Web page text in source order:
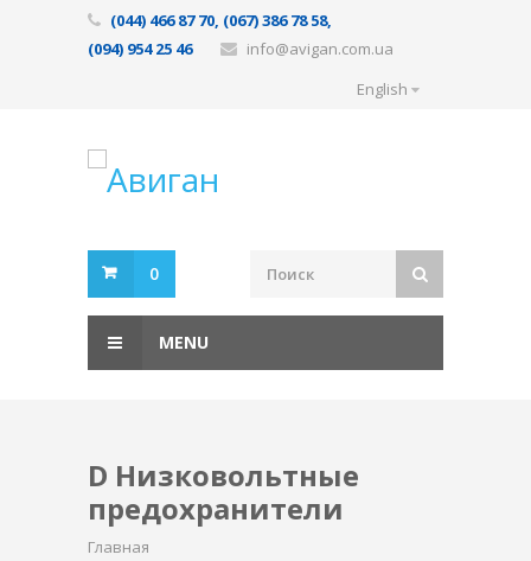
(044) 466 87 70, (067) 386 78 58,
(094) 954 25 46
info@avigan.com.ua
English
0
MENU
D Низковольтные
предохранители
Главная